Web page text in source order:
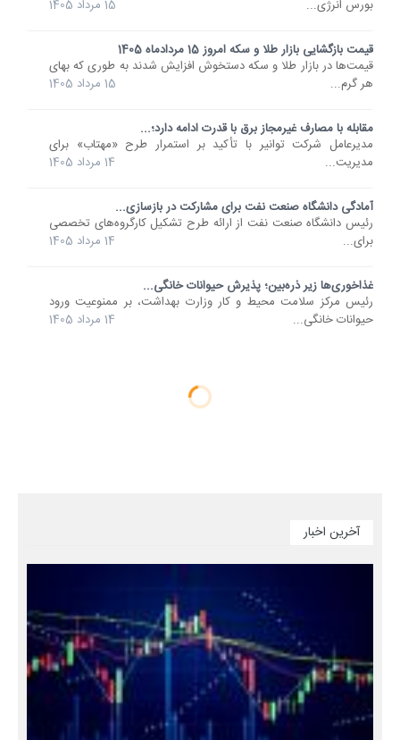
بورس انرژی... 15 مرداد 1405
قیمت بازگشایی بازار طلا و سکه امروز 15 مردادماه 1405
قیمت‌ها در بازار طلا و سکه دستخوش افزایش شدند به طوری که بهای
هر گرم...
15 مرداد 1405
مقابله با مصارف غیرمجاز برق با قدرت ادامه دارد؛...
مدیرعامل شرکت توانیر با تأکید بر استمرار طرح «مهتاب» برای
مدیریت...
14 مرداد 1405
آمادگی دانشگاه صنعت نفت برای مشارکت در بازسازی...
رئیس دانشگاه صنعت نفت از ارائه طرح تشکیل کارگروه‌های تخصصی
برای...
14 مرداد 1405
غذاخوری‌ها زیر ذره‌بین؛ پذیرش حیوانات خانگی...
رئیس مرکز سلامت محیط و کار وزارت بهداشت، بر ممنوعیت ورود
حیوانات خانگی...
14 مرداد 1405
آخرین اخبار